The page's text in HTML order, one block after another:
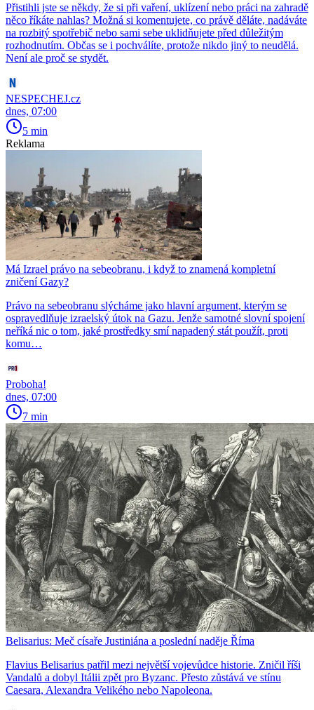
Přistihli jste se někdy, že si při vaření, uklízení nebo práci na zahradě
něco říkáte nahlas? Možná si komentujete, co právě děláte, nadáváte
na rozbitý spotřebič nebo sami sebe uklidňujete před důležitým
rozhodnutím. Občas se i pochválíte, protože nikdo jiný to neudělá.
Není ale proč se stydět.
NESPECHEJ.cz
dnes, 07:00
5 min
Reklama
Má Izrael právo na sebeobranu, i když to znamená kompletní
zničení Gazy?
Právo na sebeobranu slýcháme jako hlavní argument, kterým se
ospravedlňuje izraelský útok na Gazu. Jenže samotné slovní spojení
neříká nic o tom, jaké prostředky smí napadený stát použít, proti
komu…
Proboha!
dnes, 07:00
7 min
Belisarius: Meč císaře Justiniána a poslední naděje Říma
Flavius Belisarius patřil mezi největší vojevůdce historie. Zničil říši
Vandalů a dobyl Itálii zpět pro Byzanc. Přesto zůstává ve stínu
Caesara, Alexandra Velikého nebo Napoleona.